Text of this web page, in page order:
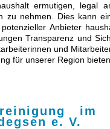
ermutigen, legal
zu nehmen. Dies kann
Anbieter
Transparenz und
und
für unserer Region
im
e. V.